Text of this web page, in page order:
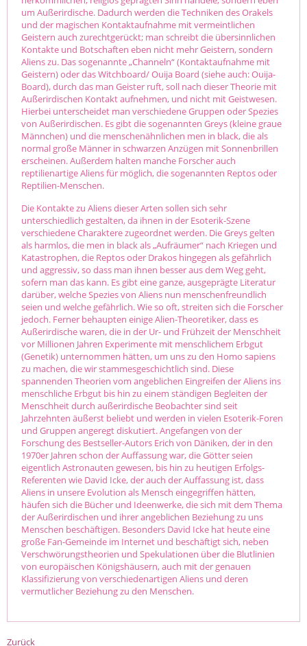
um Außerirdische. Dadurch werden die Techniken des Orakels
und der magischen Kontaktaufnahme mit vermeintlichen
Geistern auch zurechtgerückt; man schreibt die übersinnlichen
Kontakte und Botschaften eben nicht mehr Geistern, sondern
Aliens zu. Das sogenannte „Channeln“ (Kontaktaufnahme mit
Geistern) oder das Witchboard/ Ouija Board (siehe auch: Ouija-
Board), durch das man Geister ruft, soll nach dieser Theorie mit
Außerirdischen Kontakt aufnehmen, und nicht mit Geistwesen.
Hierbei unterscheidet man verschiedene Gruppen oder Spezies
von Außerirdischen. Es gibt die sogenannten Greys (kleine graue
Männchen) und die menschenähnlichen men in black, die als
normal große Männer in schwarzen Anzügen mit Sonnenbrillen
erscheinen. Außerdem halten manche Forscher auch
reptilienartige Aliens für möglich, die sogenannten Reptos oder
Reptilien-Menschen.
Die Kontakte zu Aliens dieser Arten sollen sich sehr
unterschiedlich gestalten, da ihnen in der Esoterik-Szene
verschiedene Charaktere zugeordnet werden. Die Greys gelten
als harmlos, die men in black als „Aufräumer“ nach Kriegen und
Katastrophen, die Reptos oder Drakos hingegen als gefährlich
und aggressiv, so dass man ihnen besser aus dem Weg geht,
sofern man das kann. Es gibt eine ganze, ausgeprägte Literatur
darüber, welche Spezies von Aliens nun menschenfreundlich
seien und welche gefährlich. Wie so oft, streiten sich die Forscher
jedoch. Ferner behaupten einige Alien-Theoretiker, dass es
Außerirdische waren, die in der Ur- und Frühzeit der Menschheit
vor Millionen Jahren Experimente mit menschlichem Erbgut
(Genetik) unternommen hätten, um uns zu den Homo sapiens
zu machen, die wir stammesgeschichtlich sind. Diese
spannenden Theorien vom angeblichen Eingreifen der Aliens ins
menschliche Erbgut bis hin zu einem ständigen Begleiten der
Menschheit durch außerirdische Beobachter sind seit
Jahrzehnten äußerst beliebt und werden in vielen Esoterik-Foren
und Gruppen angeregt diskutiert. Angefangen von der
Forschung des Bestseller-Autors Erich von Däniken, der in den
1970er Jahren schon der Auffassung war, die Götter seien
eigentlich Astronauten gewesen, bis hin zu heutigen Erfolgs-
Referenten wie David Icke, der auch der Auffassung ist, dass
Aliens in unsere Evolution als Mensch eingegriffen hätten,
häufen sich die Bücher und Ideenwerke, die sich mit dem Thema
der Außerirdischen und ihrer angeblichen Beziehung zu uns
Menschen beschäftigen. Besonders David Icke hat heute eine
große Fan-Gemeinde im Internet und beschäftigt sich, neben
Verschwörungstheorien und Spekulationen über die Blutlinien
von europäischen Königshäusern, auch mit der genauen
Klassifizierung von verschiedenartigen Aliens und deren
vermutlicher Beziehung zu den Menschen.
Zurück